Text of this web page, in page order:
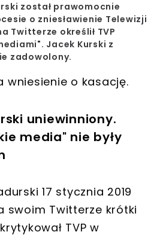
został prawomocnie
o zniesławienie Telewizji
Twitterze określił TVP
Jacek Kurski z
zadowolony.
wniesienie o kasację.
uniewinniony.
media" nie były
17 stycznia 2019
swoim Twitterze krótki
TVP w